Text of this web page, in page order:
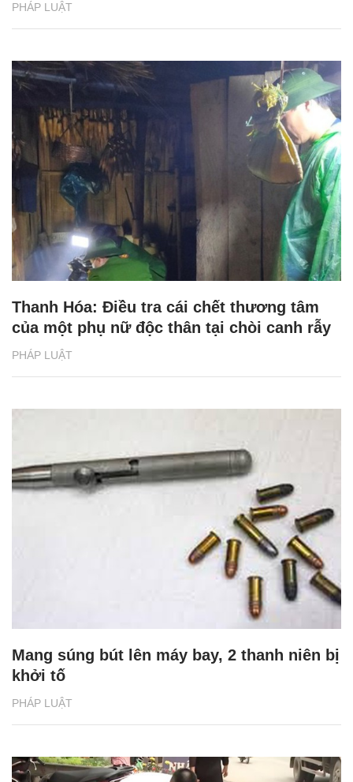
PHÁP LUẬT
PHÁP LUẬT
Thanh Hóa: Điều tra cái chết thương tâm
của một phụ nữ độc thân tại chòi canh rẫy
PHÁP LUẬT
Mang súng bút lên máy bay, 2 thanh niên bị
khởi tố